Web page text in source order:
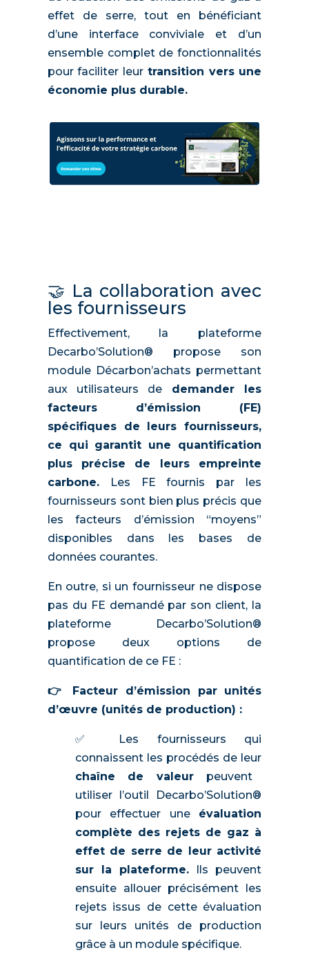
effet de serre, tout en bénéficiant
d’une interface conviviale et d’un
ensemble complet de fonctionnalités
pour faciliter leur transition vers une
économie plus durable.
🤝 La collaboration avec
les fournisseurs
Effectivement, la plateforme
Decarbo’Solution® propose son
module Décarbon’achats permettant
aux utilisateurs de demander les
facteurs d’émission (FE)
spécifiques de leurs fournisseurs,
ce qui garantit une quantification
plus précise de leurs empreinte
carbone.Les FE fournis par les
fournisseurs sont bien plus précis que
les facteurs d’émission “moyens”
disponibles dans les bases de
données courantes.
En outre, si un fournisseur ne dispose
pas du FE demandé par son client, la
plateforme Decarbo’Solution®
propose deux options de
quantification de ce FE :
👉 Facteur d’émission par unités
d’œuvre (unités de production) :
✅ Les fournisseurs qui
connaissent les procédés de leur
chaîne de valeur peuvent
utiliser l’outil Decarbo’Solution®
pour effectuer une évaluation
complète des rejets de gaz à
effet de serre de leur activité
sur la plateforme. Ils peuvent
ensuite allouer précisément les
rejets issus de cette évaluation
sur leurs unités de production
grâce à un module spécifique.